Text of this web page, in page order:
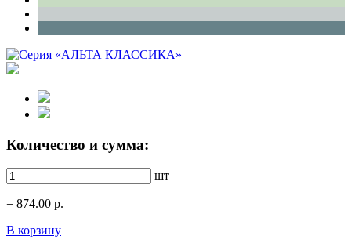
Количество и сумма:
шт
= 874.00 р.
В корзину